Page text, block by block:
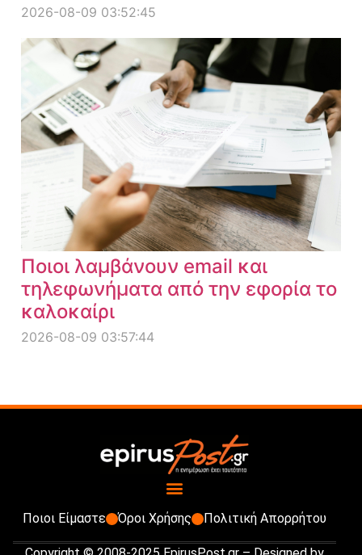
2026-08-09 03:52:45
Ποιοι λαμβάνουν email και
τηλεφωνήματα από την εφορία το
καλοκαίρι
2026-08-09 03:57:44
Ποιοι Είμαστε Όροι Χρήσης Πολιτική Απορρήτου